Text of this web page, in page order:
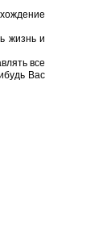
жизнь и
все
Вас